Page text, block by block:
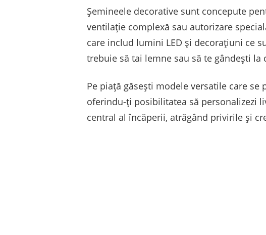
Șemineele decorative sunt concepute
ventilație complexă sau autorizare
care includ lumini LED și decorațiuni ce
trebuie să tai lemne sau să te gândești
Pe piață găsești modele versatile care
oferindu-ți posibilitatea să personalizezi
central al încăperii, atrăgând privirile și